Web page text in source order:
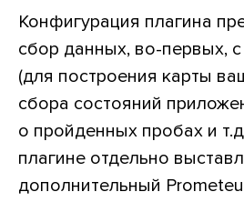
Конфигурация плагина
сбор данных, во-первых,
(для построения карты
сбора состояний
о пройденных пробах и
плагине отдельно
дополнительный